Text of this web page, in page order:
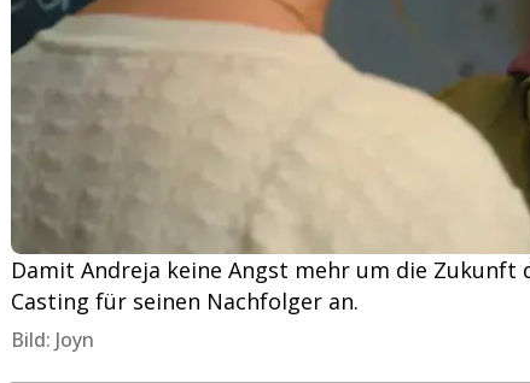
Damit Andreja keine Angst mehr um die Zukunft
Casting für seinen Nachfolger an.
Bild: Joyn